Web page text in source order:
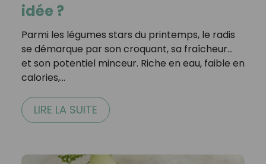
idée ?
Parmi les légumes stars du printemps, le radis
se démarque par son croquant, sa fraîcheur…
et son potentiel minceur. Riche en eau, faible en
calories,…
LIRE LA SUITE